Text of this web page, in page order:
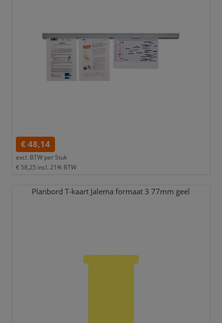
€ 48,14
excl. BTW per Stuk
€ 58,25 incl. 21% BTW
Planbord T-kaart Jalema formaat 3 77mm geel